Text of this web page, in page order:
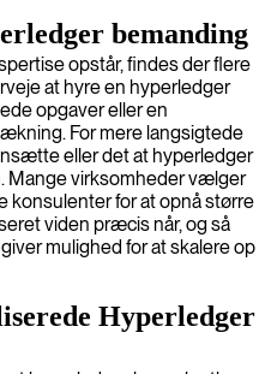
bemanding
opstår, findes der flere
at hyre en hyperledger
opgaver eller en
For mere langsigtede
eller det at hyperledger
Mange virksomheder vælger
konsulenter for at opnå større
viden præcis når, og så
mulighed for at skalere op
Hyperledger